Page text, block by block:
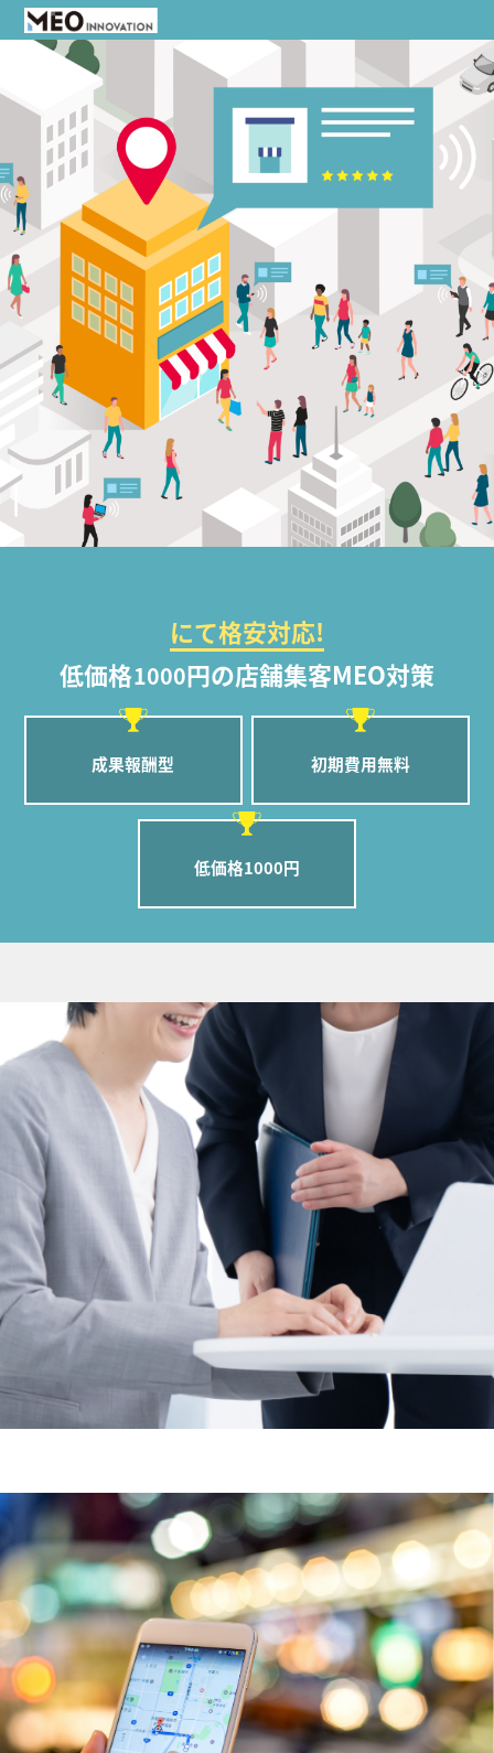
にて格安対応!
低価格1000円の店舗集客MEO対策
成果報酬型 初期費用無料
低価格1000円